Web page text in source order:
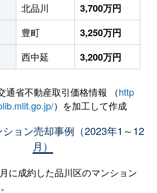
北品川
3,700万円
豊町
3,250万円
西中延 3,200万円
通省不動産取引価格情報 （http
）を加工して作成
ョン売却事例（2023年1～12
月）
に成約した品川区のマンション